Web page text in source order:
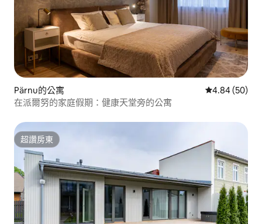
Pärnu的公寓 從 50 則評價
4.84 (50)
在派爾努的家庭假期：健康天堂旁的公寓
超讚房東
超讚房東